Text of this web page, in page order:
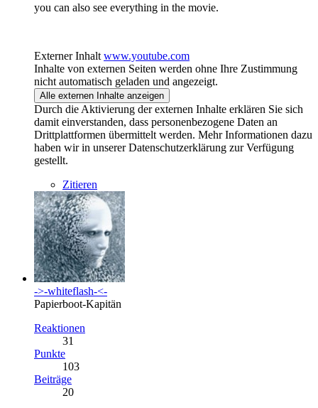
you can also see everything in the movie.
Externer Inhalt www.youtube.com
Inhalte von externen Seiten werden ohne Ihre Zustimmung
nicht automatisch geladen und angezeigt.
Alle externen Inhalte anzeigen
Durch die Aktivierung der externen Inhalte erklären Sie sich
damit einverstanden, dass personenbezogene Daten an
Drittplattformen übermittelt werden. Mehr Informationen dazu
haben wir in unserer Datenschutzerklärung zur Verfügung
gestellt.
Zitieren
->-whiteflash-<-
Papierboot-Kapitän
Reaktionen
31
Punkte
103
Beiträge
20